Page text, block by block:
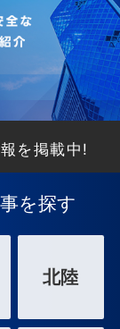
を掲載中!
を探す
北陸